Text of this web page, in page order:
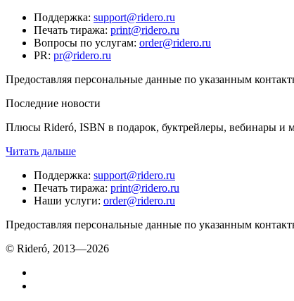
Поддержка: support@ridero.ru
Печать тиража: print@ridero.ru
Вопросы по услугам: order@ridero.ru
PR: pr@ridero.ru
Предоставляя персональные данные по указанным
Последние новости
Плюсы Rideró, ISBN в подарок, буктрейлеры, вебинары и
Читать дальше
Поддержка: support@ridero.ru
Печать тиража: print@ridero.ru
Наши услуги: order@ridero.ru
Предоставляя персональные данные по указанным
© Rideró, 2013—2026